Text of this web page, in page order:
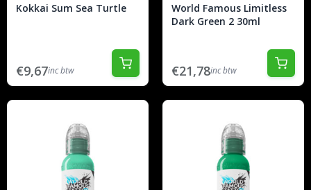
Kokkai Sum Sea Turtle
€9,67inc btw
World Famous Limitless
Dark Green 2 30ml
€21,78inc btw